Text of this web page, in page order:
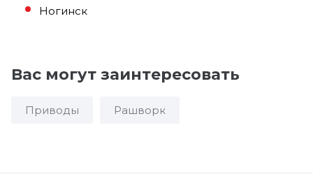
Ногинск
Вас могут заинтересовать
Приводы Рашворк